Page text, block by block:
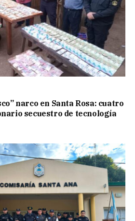
narco en Santa Rosa: cuatro
secuestro de tecnología